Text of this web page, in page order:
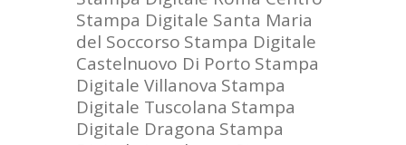
Stampa Digitale Santa Maria
del Soccorso Stampa Digitale
Castelnuovo Di Porto Stampa
Digitale Villanova Stampa
Digitale Tuscolana Stampa
Digitale Dragona Stampa